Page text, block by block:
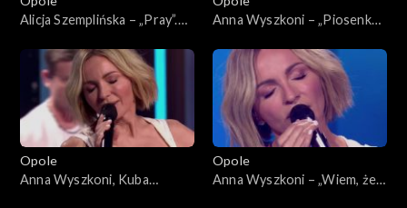
Alicja Szemplińska – „Pray”.
Anna Wyszkoni – „Piosenka
63. KFPP: Koncert „Debiuty”
Opole
Anna Wyszkoni, Kuba
Opole
Anna Wyszkoni – „Wiem, że